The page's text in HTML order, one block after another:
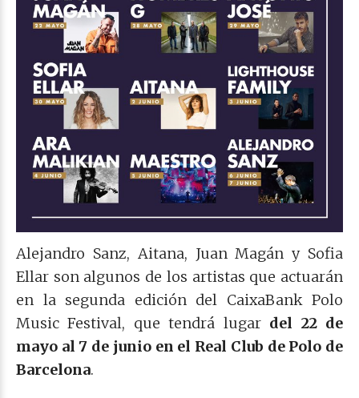
Alejandro Sanz, Aitana, Juan Magán y Sofia
Ellar son algunos de los artistas que actuarán
en la segunda edición del CaixaBank Polo
Music Festival, que tendrá lugar del 22 de
mayo al 7 de junio en el Real Club de Polo de
Barcelona.